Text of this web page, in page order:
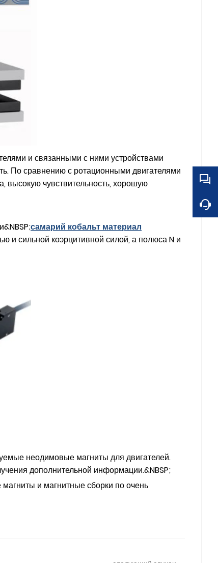
и связанными с ними устройствами
По сравнению с ротационными двигателями
высокую чувствительность, хорошую
самарий кобальт материал
и сильной коэрцитивной силой, а полюса N и
неодимовые магниты для двигателей.
дополнительной информации.&NBSP;
и магнитные сборки по очень